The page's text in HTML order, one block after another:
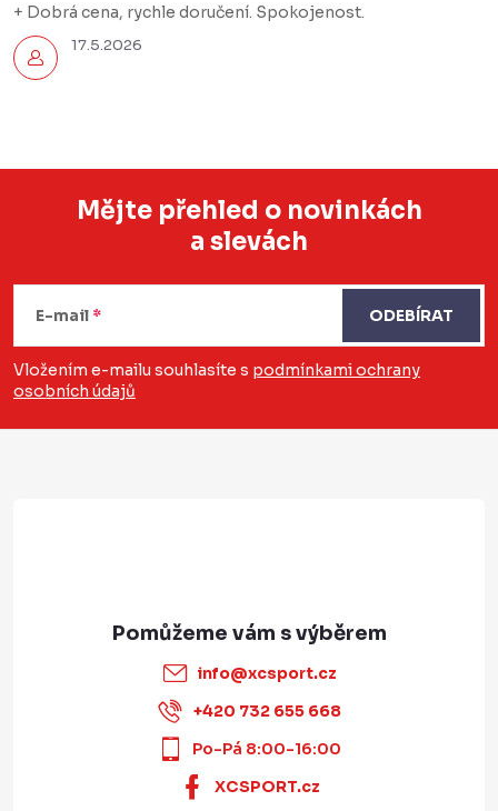
17.5.2026
+ Dobrá cena, rychle doručení. Spokojenost.
á
a
Mějte přehled o novinkách
a slevách
E-mail
Vložením e-mailu souhlasíte s podmínkami ochrany
osobních údajů
ODEBÍRAT
info@xcsport.cz
+420 732 655 668
Po-Pá 8:00-16:00
XCSPORT.cz